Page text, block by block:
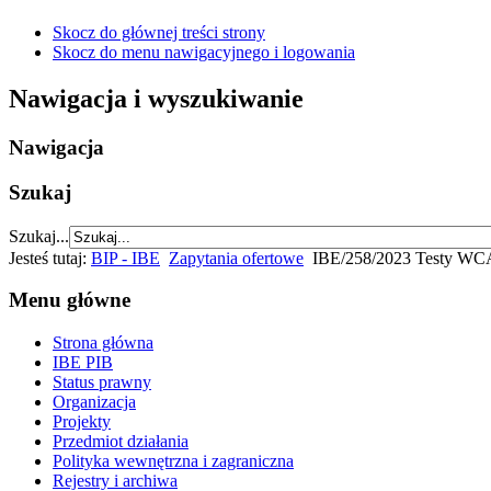
Skocz do głównej treści strony
Skocz do menu nawigacyjnego i logowania
Nawigacja i wyszukiwanie
Nawigacja
Szukaj
Szukaj...
Jesteś tutaj: BIP - IBE Zapytania ofertowe IBE/258/2023 Testy
Menu główne
Strona główna
IBE PIB
Status prawny
Organizacja
Projekty
Przedmiot działania
Polityka wewnętrzna i zagraniczna
Rejestry i archiwa